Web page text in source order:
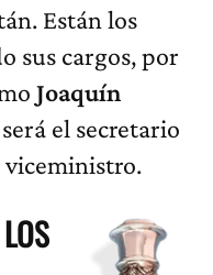
Están los
sus cargos, por
Joaquín
el secretario
viceministro.